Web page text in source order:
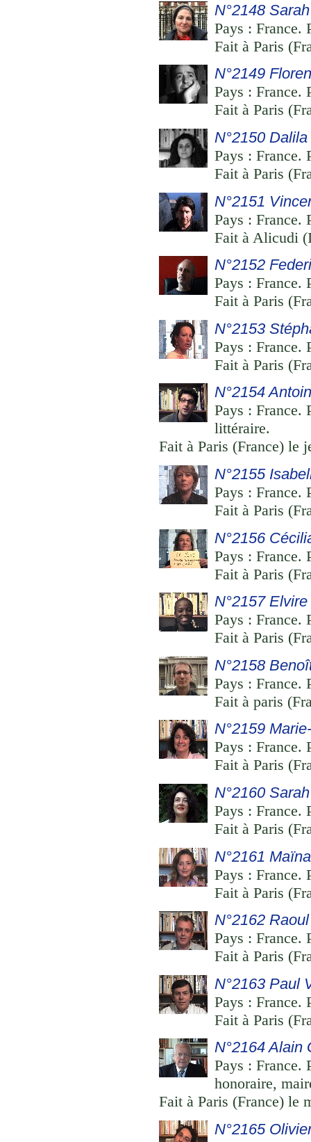
N°2148
Pays : France.
Fait à Paris
N°2149
Pays : France.
Fait à Paris
N°2150
Pays : France.
Fait à Paris
N°2151
Pays : France.
Fait à Alicudi
N°2152
Pays : France.
Fait à Paris
N°2153
Pays : France.
Fait à Paris
N°2154
Pays : France.
littéraire.
Fait à Paris (France) le
N°2155
Pays : France.
Fait à Paris
N°2156
Pays : France.
Fait à Paris
N°2157
Pays : France.
Fait à Paris
N°2158
Pays : France.
Fait à paris
N°2159
Pays : France.
Fait à Paris
N°2160
Pays : France.
Fait à Paris
N°2161
Pays : France.
Fait à Paris
N°2162
Pays : France.
Fait à Paris
N°2163 Paul
Pays : France.
Fait à Paris
N°2164 Alain
Pays : France.
honoraire,
Fait à Paris (France) le
N°2165